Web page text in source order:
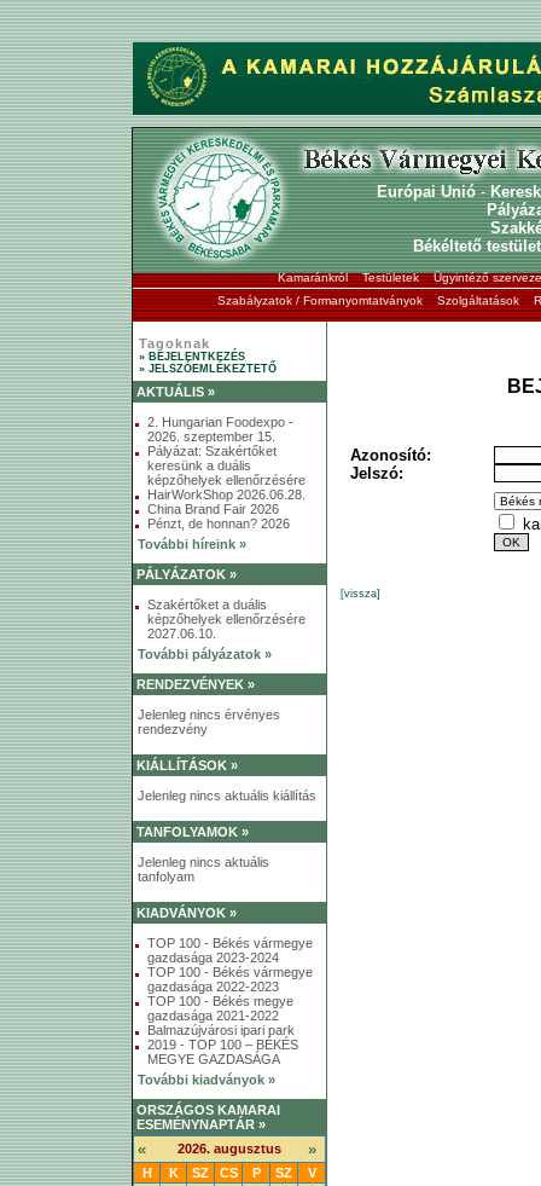
Európai Unió-
Békéltető testület
Kamaránkról Testületek
Ügyintéző
Szabályzatok / Formanyomtatványok
Szolgáltatások
Tagoknak
» BEJELENTKEZÉS
» JELSZÓEMLÉKEZTETŐ
AKTUÁLIS »
2. Hungarian Foodexpo -
2026. szeptember 15.
Pályázat: Szakértőket
keresünk a duális
képzőhelyek ellenőrzésére
HairWorkShop 2026.06.28.
China Brand Fair 2026
Pénzt, de honnan? 2026
További híreink »
PÁLYÁZATOK »
Szakértőket a duális
képzőhelyek ellenőrzésére
2027.06.10.
További pályázatok »
RENDEZVÉNYEK »
Jelenleg nincs érvényes
rendezvény
KIÁLLÍTÁSOK »
Jelenleg nincs aktuális kiállítás
TANFOLYAMOK »
Jelenleg nincs aktuális
tanfolyam
KIADVÁNYOK »
TOP 100 - Békés vármegye
gazdasága 2023-2024
TOP 100 - Békés vármegye
gazdasága 2022-2023
TOP 100 - Békés megye
gazdasága 2021-2022
Balmazújvárosi ipari park
2019 - TOP 100 – BÉKÉS
MEGYE GAZDASÁGA
További kiadványok »
ORSZÁGOS KAMARAI
ESEMÉNYNAPTÁR »
« 2026. augusztus »
H K SZ CS P SZ V
Azonosító:
Jelszó:
[vissza]